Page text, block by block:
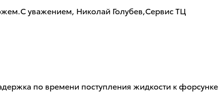
уважением, Николай Голубев,Сервис ТЦ
по времени поступления жидкости к форсунке